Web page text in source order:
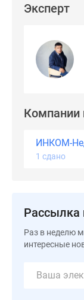
Эксперт
Компании
ИНКОМ-
1 сдано
Рассылка
Раз в неделю
интересные